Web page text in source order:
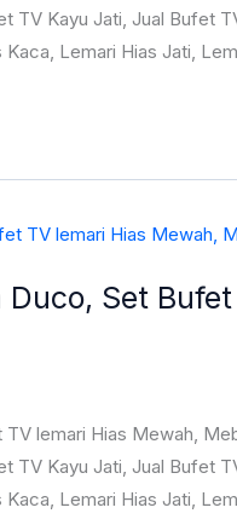
TV Kayu Jati, Jual Bufet
Lemari Hias Jati,
Set
lemari Hias Mewah,
TV Kayu Jati, Jual Bufet
Lemari Hias Jati,